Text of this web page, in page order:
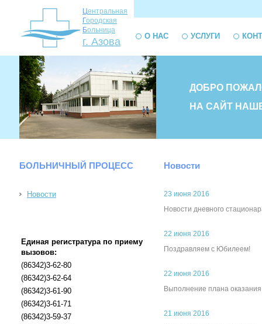
Центральная
Городская
Больница
г. Азова О НАС УСЛУГИ
ДОБРО
НА САЙТ
БОЛЬНИЧНЫЙ ПРОЦЕСС
Новости
Единая регистратура по приему
вызовов:
(86342)3-62-80
(86342)3-62-64
(86342)3-61-90
(86342)3-61-71
(86342)3-59-37
Новости
23 июня 2016
Новости дневного
22 июня 2016
Поздравляем с Юбилеем!
22 июня 2016
Выполнение плана
21 июня 2016